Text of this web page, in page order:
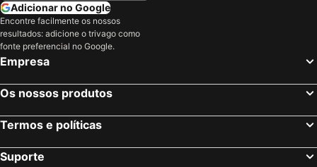
Adicionar no Google
Encontre facilmente os nossos
resultados: adicione o trivago como
fonte preferencial no Google.
Empresa
Os nossos produtos
Termos e políticas
Suporte